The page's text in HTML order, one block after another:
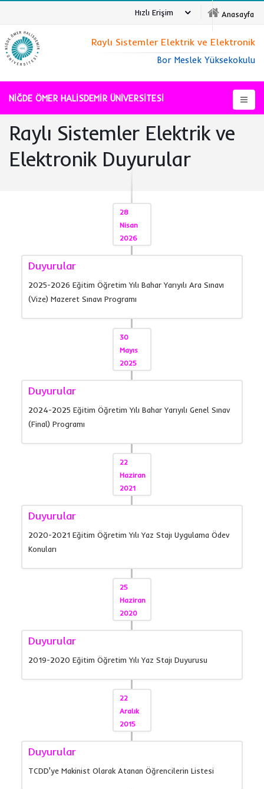
Anasayfa
Hızlı Erişim
NİĞDE ÖMER HALİSDEMİR ÜNİVERSİTESİ
Raylı Sistemler Elektrik ve Elektronik
Bor Meslek Yüksekokulu
Raylı Sistemler Elektrik ve
Elektronik Duyurular
28
Nisan
2026
Duyurular
2025-2026 Eğitim Öğretim Yılı Bahar Yarıyılı Ara Sınavı
(Vize) Mazeret Sınavı Programı
30
Mayıs
2025
Duyurular
2024-2025 Eğitim Öğretim Yılı Bahar Yarıyılı Genel Sınav
(Final) Programı
22
Haziran
2021
Duyurular
2020-2021 Eğitim Öğretim Yılı Yaz Stajı Uygulama Ödev
Konuları
25
Haziran
2020
Duyurular
2019-2020 Eğitim Öğretim Yılı Yaz Stajı Duyurusu
22
Aralık
2015
Duyurular
TCDD'ye Makinist Olarak Atanan Öğrencilerin Listesi